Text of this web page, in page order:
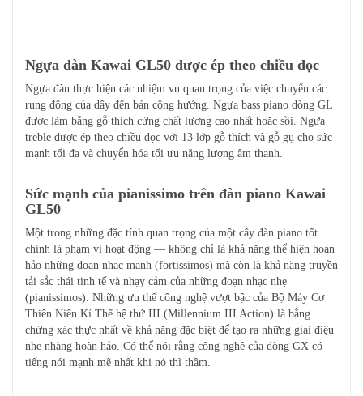
Ngựa đàn Kawai GL50 được ép theo chiều dọc
Ngựa đàn thực hiện các nhiệm vụ quan trọng của việc chuyển các
rung động của dây đến bản cộng hưởng. Ngựa bass piano dòng GL
được làm bằng gỗ thích cứng chất lượng cao nhất hoặc sồi. Ngựa
treble được ép theo chiều dọc với 13 lớp gỗ thích và gỗ gụ cho sức
mạnh tối đa và chuyển hóa tối ưu năng lượng âm thanh.
Sức mạnh của pianissimo trên đàn piano Kawai
GL50
Một trong những đặc tính quan trọng của một cây đàn piano tốt
chính là phạm vi hoạt động — không chỉ là khả năng thể hiện hoàn
hảo những đoạn nhạc mạnh (fortissimos) mà còn là khả năng truyền
tải sắc thái tinh tế và nhạy cảm của những đoạn nhạc nhẹ
(pianissimos). Những ưu thế công nghệ vượt bậc của Bộ Máy Cơ
Thiên Niên Kỉ Thế hệ thứ III (Millennium III Action) là bằng
chứng xác thực nhất về khả năng đặc biệt để tạo ra những giai điệu
nhẹ nhàng hoàn hảo. Có thể nói rằng công nghệ của dòng GX có
tiếng nói mạnh mẽ nhất khi nó thì thầm.